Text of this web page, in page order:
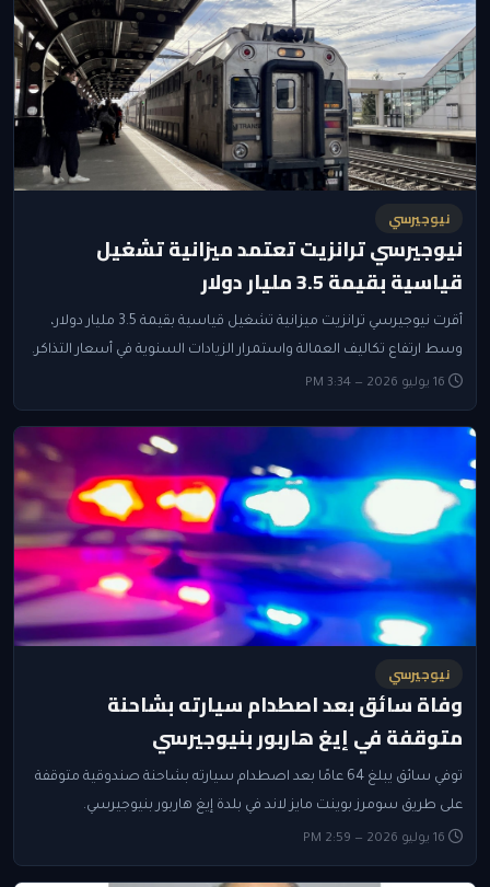
نيوجيرسي
نيوجيرسي ترانزيت تعتمد ميزانية تشغيل
قياسية بقيمة 3.5 مليار دولار
أقرت نيوجيرسي ترانزيت ميزانية تشغيل قياسية بقيمة 3.5 مليار دولار،
وسط ارتفاع تكاليف العمالة واستمرار الزيادات السنوية في أسعار التذاكر.
نيوجيرسي
وفاة سائق بعد اصطدام سيارته بشاحنة
متوقفة في إيغ هاربور بنيوجيرسي
توفي سائق يبلغ 64 عامًا بعد اصطدام سيارته بشاحنة صندوقية متوقفة
على طريق سومرز بوينت مايز لاند في بلدة إيغ هاربور بنيوجيرسي.